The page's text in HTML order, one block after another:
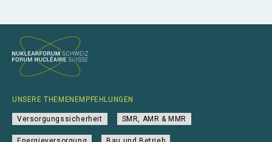
UNSERE THEMENEMPFEHLUNGEN
Versorgungssicherheit SMR, AMR & MMR